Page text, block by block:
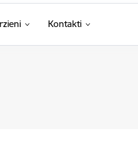
Kontakti